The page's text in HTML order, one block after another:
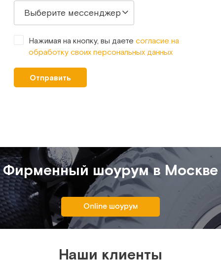
Выберите мессенджер
Нажимая на кнопку, вы даете согласие на
обработку своих персональных данных
Отправить
Фирменный шоурум в Москве
Online шоурум
Наши клиенты